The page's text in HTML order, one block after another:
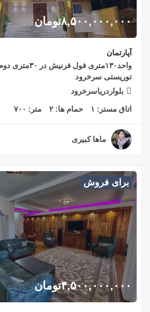
۸,۵۰۰,۰۰۰,۰۰۰تومان
آپارتمان
واحد۱۳۰متری فول
توریستی سرخرود
بلواردریاسرخرود
اتاق مستر: ۱ حمام ها: ۲ متر: ۷۰۰
ماها کبیری
برای فروش
۴,۵۰۰,۰۰۰,۰۰۰تومان